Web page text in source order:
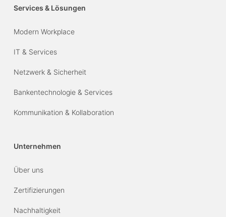
Services & Lösungen
Modern Workplace
IT & Services
Netzwerk & Sicherheit
Bankentechnologie & Services
Kommunikation & Kollaboration
Unternehmen
Über uns
Zertifizierungen
Nachhaltigkeit